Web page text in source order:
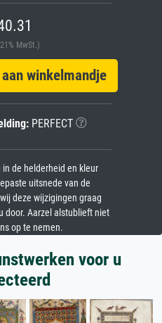
MwSt.)
winkelmandje
PERFECT
de helderheid en kleur
uitsnede van de
deze wijzigingen graag
door. Aarzel alstublieft niet
op te nemen.
voor u